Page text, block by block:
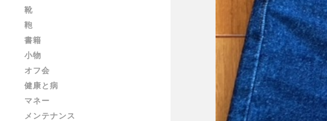
靴
鞄
書籍
小物
オフ会
健康と病
マネー
メンテナンス